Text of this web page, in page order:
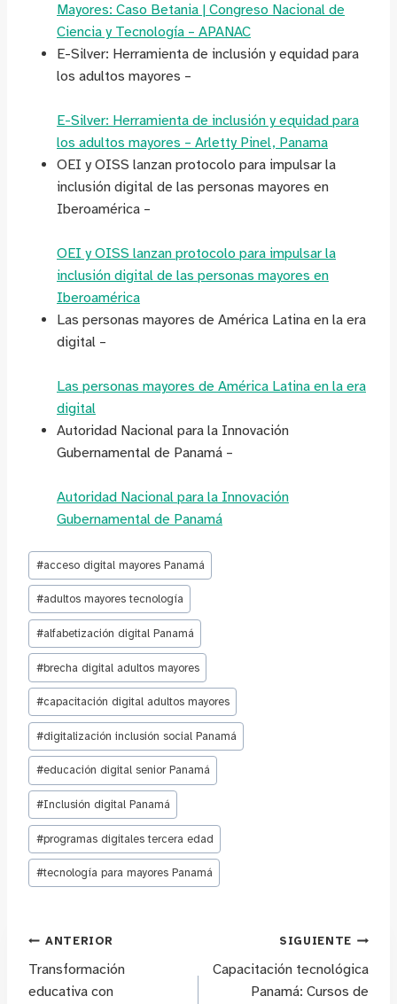
Mayores: Caso Betania | Congreso Nacional de
Ciencia y Tecnología – APANAC
E-Silver: Herramienta de inclusión y equidad para
los adultos mayores –
E-Silver: Herramienta de inclusión y equidad para
los adultos mayores – Arletty Pinel, Panama
OEI y OISS lanzan protocolo para impulsar la
inclusión digital de las personas mayores en
Iberoamérica –
OEI y OISS lanzan protocolo para impulsar la
inclusión digital de las personas mayores en
Iberoamérica
Las personas mayores de América Latina en la era
digital –
Las personas mayores de América Latina en la era
digital
Autoridad Nacional para la Innovación
Gubernamental de Panamá –
Autoridad Nacional para la Innovación
Gubernamental de Panamá
Etiquetas
de
la
entrada:
#acceso digital mayores Panamá
#adultos mayores tecnología
#alfabetización digital Panamá
#brecha digital adultos mayores
#capacitación digital adultos mayores
#digitalización inclusión social Panamá
#educación digital senior Panamá
#Inclusión digital Panamá
#programas digitales tercera edad
#tecnología para mayores Panamá
Navegación
de
ANTERIOR
Transformación
educativa con
SIGUIENTE
Capacitación tecnológica
Panamá: Cursos de